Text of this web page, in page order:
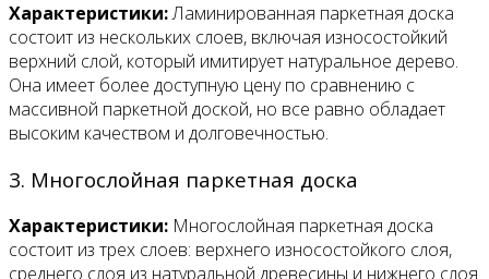
Характеристики:Ламинированная паркетная доска
состоит из нескольких слоев, включая износостойкий
верхний слой, который имитирует натуральное дерево.
Она имеет более доступную цену по сравнению с
массивной паркетной доской, но все равно обладает
высоким качеством и долговечностью.
3. Многослойная паркетная доска
Характеристики: Многослойная паркетная доска
состоит из трех слоев: верхнего износостойкого слоя,
среднего слоя из натуральной древесины и нижнего слоя